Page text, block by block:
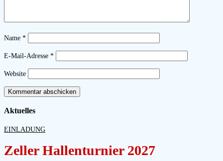
Name *
E-Mail-Adresse *
Website
Aktuelles
EINLADUNG
Zeller Hallenturnier 2027